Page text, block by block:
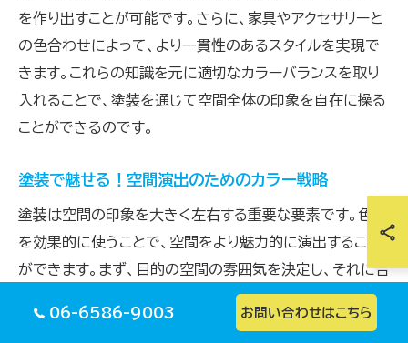
を作り出すことが可能です。さらに、家具やアクセサリーと
の色合わせによって、より一貫性のあるスタイルを実現で
きます。これらの知識を元に適切なカラーバランスを取り
入れることで、塗装を通じて空間全体の印象を自在に操る
ことができるのです。
塗装で魅せる！空間演出のためのカラー戦略
塗装は空間の印象を大きく左右する重要な要素です。色彩
を効果的に使うことで、空間をより魅力的に演出すること
ができます。まず、目的の空間の雰囲気を決定し、それに合
ったカラー戦略を練りましょう。例えば、リラックスした空
間には柔らかいトーンのパステルカラーを使用し、活気あ
06-6586-9003 お問い合わせはこちら